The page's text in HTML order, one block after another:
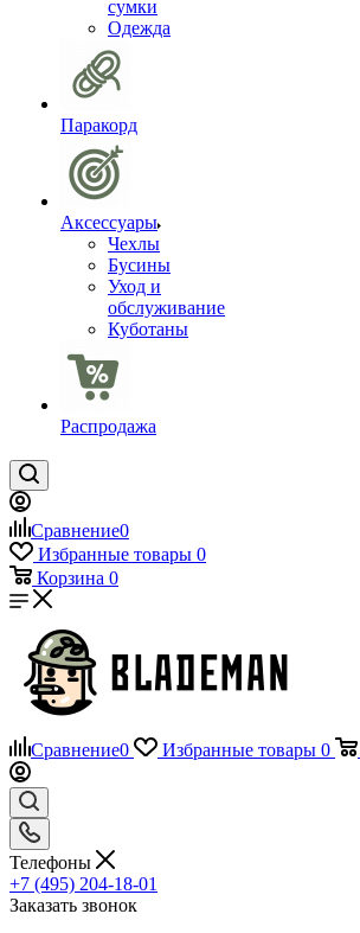
сумки
Одежда
Паракорд
Аксессуары
Чехлы
Бусины
Уход и
обслуживание
Куботаны
Распродажа
Сравнение0
Избранные товары 0
Корзина 0
Сравнение0 Избранные товары 0
Телефоны
+7 (495) 204-18-01
Заказать звонок